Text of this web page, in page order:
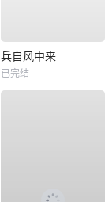
兵自风中来
已完结